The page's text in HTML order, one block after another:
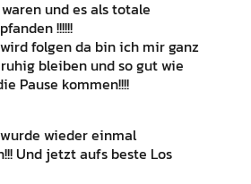
und es als totale
!!!!!!
folgen da bin ich mir ganz
bleiben und so gut wie
Pause kommen!!!!
wieder einmal
Und jetzt aufs beste Los